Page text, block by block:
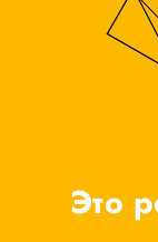
Это